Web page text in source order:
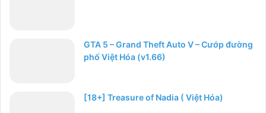
GTA 5 – Grand Theft Auto V – Cướp đường
phố Việt Hóa (v1.66)
[18+] Treasure of Nadia ( Việt Hóa)